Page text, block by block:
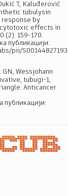
T, Kaluđerović
tubulysin
response by
effects in
(2): 159-170.
публикацији:
pii/
Wessjohann
tubugi-1,
Anticancer
публикацији: